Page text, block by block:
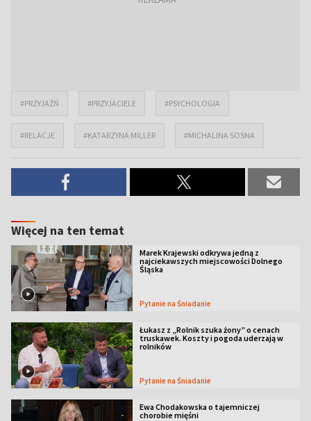
#PRZYJAŹŃ #PRZYJACIELE #PSYCHOLOGIA
#RELACJE #KATARZYNA MILLER #MICHALINA SOSNA
Więcej na ten temat
Marek Krajewski odkrywa jedną z
najciekawszych miejscowości Dolnego
Śląska
Pytanie na Śniadanie
Łukasz z „Rolnik szuka żony” o cenach
truskawek. Koszty i pogoda uderzają w
rolników
Pytanie na Śniadanie
Ewa Chodakowska o tajemniczej
chorobie mięśni